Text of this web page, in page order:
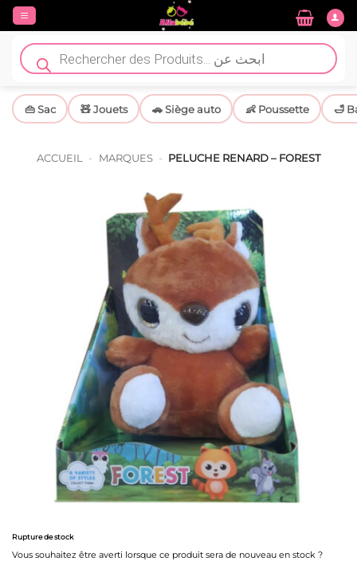
Passer
contenu
Recherche
de
produits
👜 Sac 🧸 Jouets 🚗 Siège auto 👶 Poussette 🛁
ACCUEIL - MARQUES - PELUCHE RENARD – FOREST
Rupture de stock
Vous souhaitez être averti lorsque ce produit sera de nouveau en stock ?